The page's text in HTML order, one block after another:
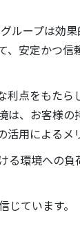
ープは効
安定かつ
点をもた
、お客様
用によるメ
環境への
ています。